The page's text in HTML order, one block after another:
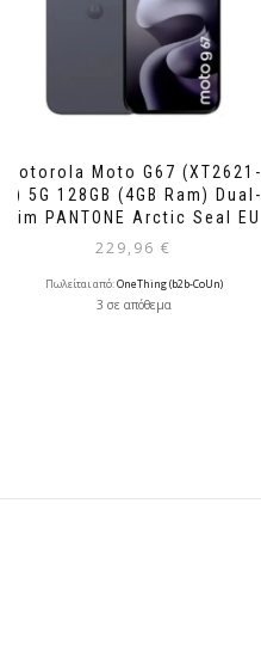
Motorola Moto G67 (XT2621-
2) 5G 128GB (4GB Ram) Dual-
Sim PANTONE Arctic Seal EU
229,96 €
Πωλείται από:OneThing (b2b-CoUn)
3 σε απόθεμα